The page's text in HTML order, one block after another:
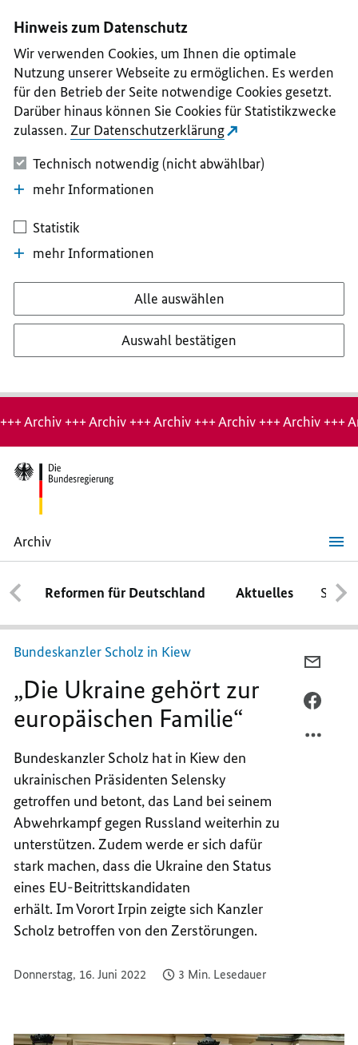
II
III
IV
V
Hinweis zum Datenschutz
Wir verwenden Cookies, um Ihnen die optimale
Nutzung unserer Webseite zu ermöglichen. Es werden
für den Betrieb der Seite notwendige Cookies gesetzt.
Darüber hinaus können Sie Cookies für Statistikzwecke
zulassen. Zur Datenschutzerklärung
Technisch notwendig (nicht abwählbar)
mehr Informationen
Statistik
mehr Informationen
Alle auswählen
Auswahl bestätigen
Hinweis:
Archiv-
Seite
+++ Archiv +++ Archiv +++ Archiv +++ Archiv +++ Archiv +++
Archiv
„Die
Ukraine
gehört
zur
europäischen
Familie“
Reformen für Deutschland Aktuelles
Bundeskanzler Scholz in Kiew
„Die Ukraine gehört zur
europäischen Familie“
Bundeskanzler Scholz hat in Kiew den
ukrainischen Präsidenten Selensky
getroffen und betont, das Land bei seinem
Abwehrkampf gegen Russland weiterhin zu
unterstützen. Zudem werde er sich dafür
stark machen, dass die Ukraine den Status
eines EU-Beitrittskandidaten
erhält. Im Vorort Irpin zeigte sich Kanzler
Scholz betroffen von den Zerstörungen.
Donnerstag, 16. Juni 2022 3 Min. Lesedauer